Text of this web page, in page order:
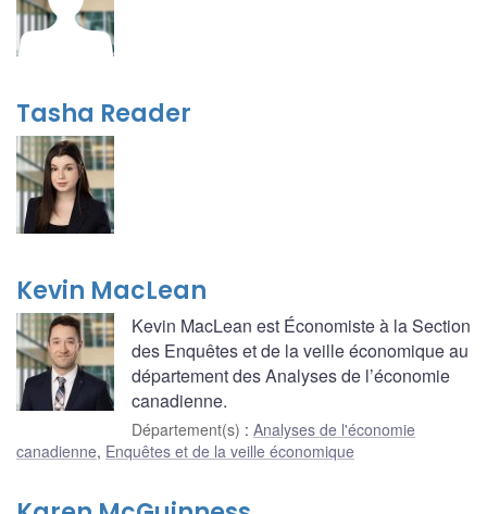
Tasha Reader
Kevin MacLean
Kevin MacLean est Économiste à la Section
des Enquêtes et de la veille économique au
département des Analyses de l’économie
canadienne.
Département(s) : Analyses de l'économie
canadienne, Enquêtes et de la veille économique